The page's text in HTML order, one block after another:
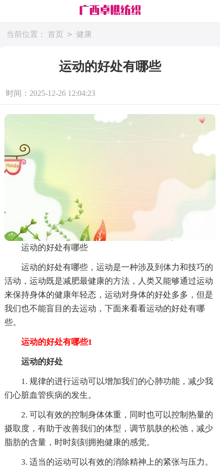
当前位置： 首页 > 健康
运动的好处有哪些
时间：2025-12-26 12:04:23
运动的好处有哪些
运动的好处有哪些，运动是一种涉及到体力和技巧的
活动，运动既是减肥最健康的方法，人类又能够通过运动
来保持身体的健康年轻态，运动对身体的好处多多，但是
我们也不能盲目的去运动，下面来看看运动的好处有哪
些。
运动的好处有哪些1
运动的好处
1. 规律的进行运动可以增加我们的心肺功能，减少我
们心脏血管疾病的发生。
2. 可以有效的控制身体体重，同时也可以控制热量的
摄取度，有助于改善我们的体型，调节肌肤的松弛，减少
脂肪的含量，时时刻刻拥抱健康的感觉。
3. 适当的运动可以有效的消除精神上的紧张与压力。